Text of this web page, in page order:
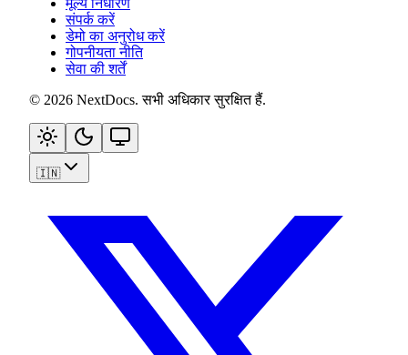
संपर्क करें
डेमो का अनुरोध करें
गोपनीयता नीति
सेवा की शर्तें
© 2026 NextDocs.सभी अधिकार सुरक्षित हैं.
🇮🇳